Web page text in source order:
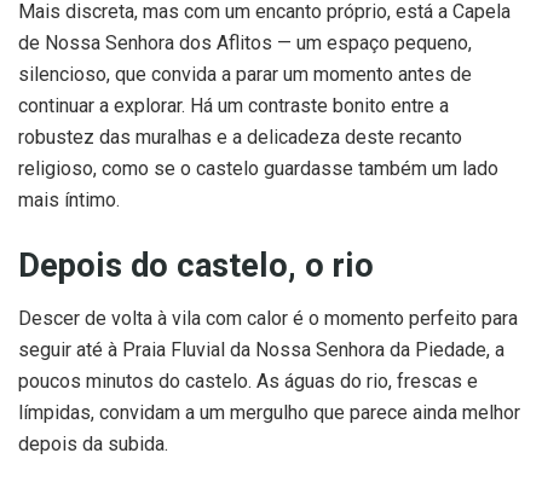
Mais discreta, mas com um encanto próprio, está a Capela
de Nossa Senhora dos Aflitos — um espaço pequeno,
silencioso, que convida a parar um momento antes de
continuar a explorar. Há um contraste bonito entre a
robustez das muralhas e a delicadeza deste recanto
religioso, como se o castelo guardasse também um lado
mais íntimo.
Depois do castelo, o rio
Descer de volta à vila com calor é o momento perfeito para
seguir até à Praia Fluvial da Nossa Senhora da Piedade, a
poucos minutos do castelo. As águas do rio, frescas e
límpidas, convidam a um mergulho que parece ainda melhor
depois da subida.